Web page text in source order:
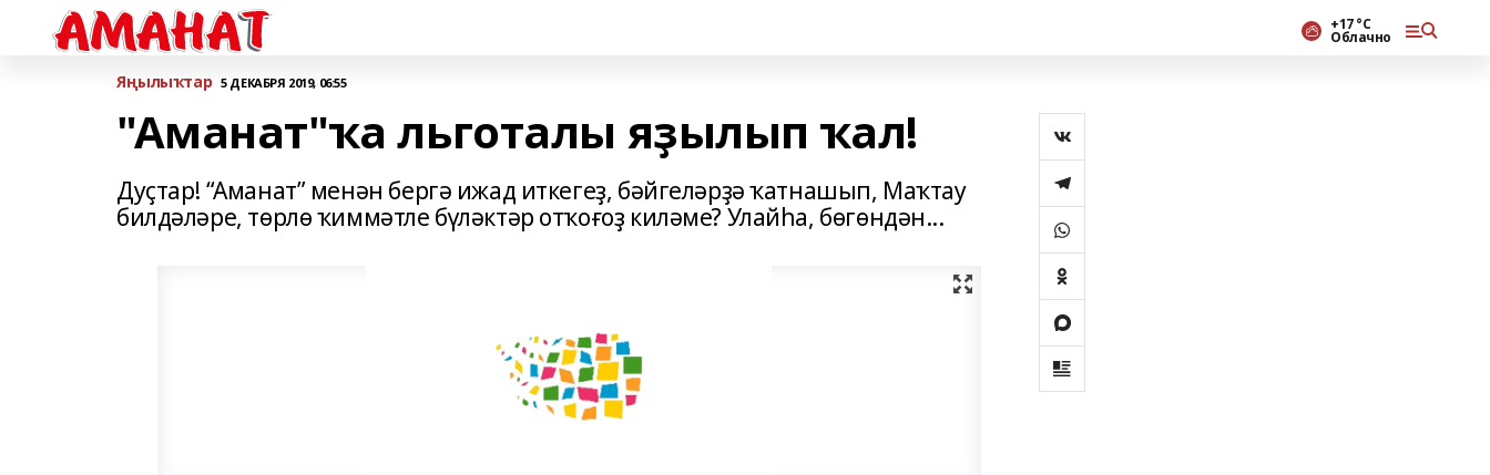
+17 °С
Облачно
Яңылыҡтар 5 ДЕКАБРЯ 2019, 06:55
"Аманат"ҡа льготалы яҙылып ҡал!
Дуҫтар! “Аманат” менән бергә ижад иткегеҙ, бәйгеләрҙә ҡатнашып, Маҡтау
билдәләре, төрлө ҡиммәтле бүләктәр отҡоғоҙ киләме? Улайһа, бөгөндән...